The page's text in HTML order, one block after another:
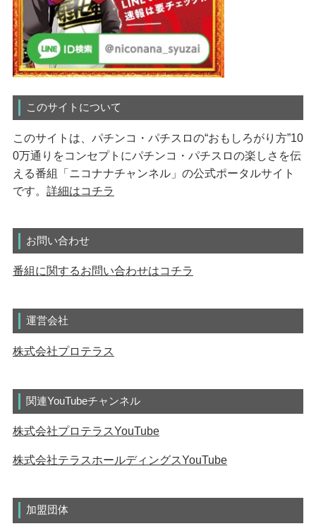
このサイトについて
このサイトは、パチンコ・パチスロの“おもしろがり方”10
0万通りをコンセプトにパチンコ・パチスロの楽しさを伝
える番組「ニコナナチャンネル」の公式ポータルサイト
です。 詳細はコチラ
お問い合わせ
番組に関するお問い合わせはコチラ
運営会社
株式会社プロテラス
関連YouTubeチャンネル
株式会社プロテラスYouTube
株式会社テラスホールディングスYouTube
加盟団体